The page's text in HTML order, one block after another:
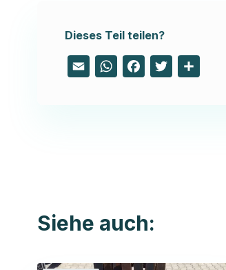
Dieses Teil teilen?
Email WhatsApp
FacebookTwitter
Siehe auch: